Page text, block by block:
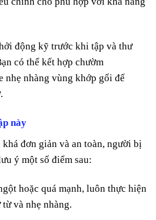
động kỹ trước khi tập và thư
có thể kết hợp chườm
nhẹ nhàng vùng khớp gối để
này
đơn giản và an toàn, người bị
ý một số điểm sau:
hoặc quá mạnh, luôn thực hiện
và nhẹ nhàng.